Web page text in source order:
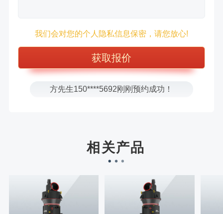
我们会对您的个人隐私信息保密，请您放心!
张先生156****2060刚刚预约成功！
张先生131****7997刚刚预约成功！
方先生150****5692刚刚预约成功！
徐先生132****0391刚刚预约成功！
相关产品